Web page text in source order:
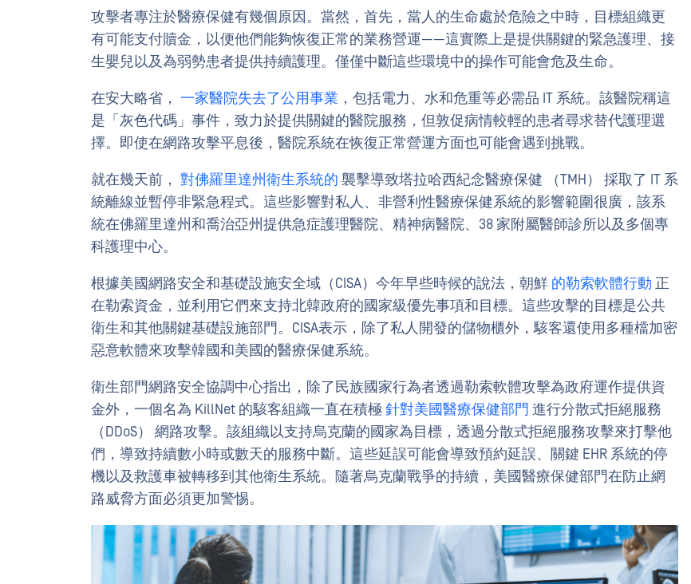
攻擊者專注於醫療保健有幾個原因。當然，首先，當人的生命處於危險之中時，目標組織更
有可能支付贖金，以便他們能夠恢復正常的業務營運——這實際上是提供關鍵的緊急護理、接
生嬰兒以及為弱勢患者提供持續護理。僅僅中斷這些環境中的操作可能會危及生命。
在安大略省， 一家醫院失去了公用事業 ，包括電力、水和危重等必需品 IT 系統。該醫院稱這
是「灰色代碼」事件，致力於提供關鍵的醫院服務，但敦促病情較輕的患者尋求替代護理選
擇。即使在網路攻擊平息後，醫院系統在恢復正常營運方面也可能會遇到挑戰。
就在幾天前， 對佛羅里達州衛生系統的 襲擊導致塔拉哈西紀念醫療保健 （TMH） 採取了 IT 系
統離線並暫停非緊急程式。這些影響對私人、非營利性醫療保健系統的影響範圍很廣，該系
統在佛羅里達州和喬治亞州提供急症護理醫院、精神病醫院、38 家附屬醫師診所以及多個專
科護理中心。
根據美國網路安全和基礎設施安全域（CISA）今年早些時候的說法，朝鮮 的勒索軟體行動 正
在勒索資金，並利用它們來支持北韓政府的國家級優先事項和目標。這些攻擊的目標是公共
衛生和其他關鍵基礎設施部門。CISA表示，除了私人開發的儲物櫃外，駭客還使用多種檔加密
惡意軟體來攻擊韓國和美國的醫療保健系統。
衛生部門網路安全協調中心指出，除了民族國家行為者透過勒索軟體攻擊為政府運作提供資
金外，一個名為 KillNet 的駭客組織一直在積極針對美國醫療保健部門 進行分散式拒絕服務
（DDoS） 網路攻擊。該組織以支持烏克蘭的國家為目標，透過分散式拒絕服務攻擊來打擊他
們，導致持續數小時或數天的服務中斷。這些延誤可能會導致預約延誤、關鍵 EHR 系統的停
機以及救護車被轉移到其他衛生系統。隨著烏克蘭戰爭的持續，美國醫療保健部門在防止網
路威脅方面必須更加警惕。